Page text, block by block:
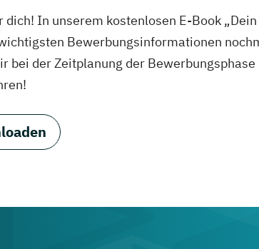
In unserem kostenlosen E-Book „Dein
Bewerbungsinformationen
bei der Zeitplanung der Bewerbungsphase